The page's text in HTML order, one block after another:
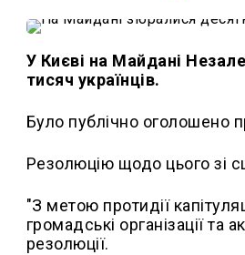
У Києві на Майдані
тисяч українців.
Було публічно оголошено
Резолюцію щодо цього зі
"З метою протидії
громадські організації та
резолюції.